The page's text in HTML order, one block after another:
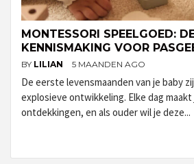
MONTESSORI SPEELGOED:
KENNISMAKING VOOR
BY LILIAN 5 MAANDEN AGO
De eerste levensmaanden van je baby
explosieve ontwikkeling. Elke dag
ontdekkingen, en als ouder wil je deze...